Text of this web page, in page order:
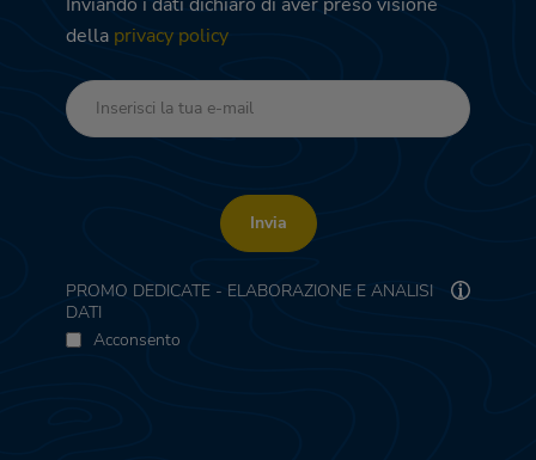
della privacy policy
Invia
PROMO DEDICATE - ELABORAZIONE E ANALISI
DATI
Acconsento